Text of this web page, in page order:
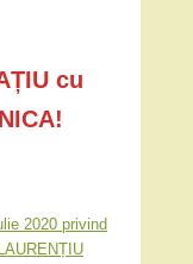
cu
2020 privind